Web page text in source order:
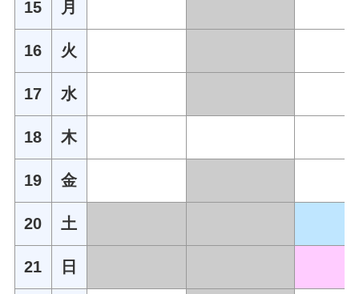
15 月
16 火
17 水
18 木
19 金
20 土
21 日